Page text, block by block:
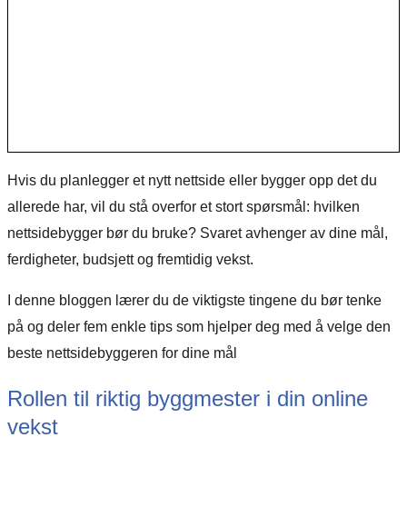
Hvis du planlegger et nytt nettside eller bygger opp det du
allerede har, vil du stå overfor et stort spørsmål: hvilken
nettsidebygger bør du bruke? Svaret avhenger av dine mål,
ferdigheter, budsjett og fremtidig vekst.
I denne bloggen lærer du de viktigste tingene du bør tenke
på og deler fem enkle tips som hjelper deg med å velge den
beste nettsidebyggeren for dine mål
Rollen til riktig byggmester i din online
vekst